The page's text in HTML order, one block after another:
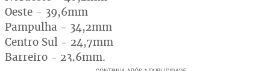
Oeste - 39,6mm
Pampulha - 34,2mm
Centro Sul - 24,7mm
Barreiro - 23,6mm.